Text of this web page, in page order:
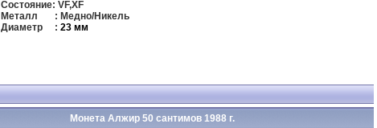
Состояние: VF,XF
Металл
: Медно/Никель
Диаметр
: 23 мм
Монета Алжир 50 сантимов 1988 г.